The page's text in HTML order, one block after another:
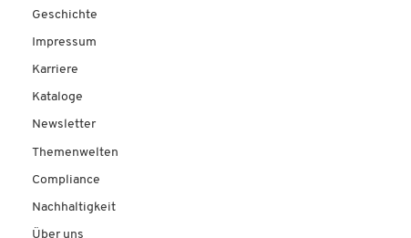
Geschichte
Impressum
Karriere
Kataloge
Newsletter
Themenwelten
Compliance
Nachhaltigkeit
Über uns